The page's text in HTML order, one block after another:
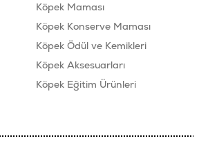
Köpek Maması
Köpek Konserve Maması
Köpek Ödül ve Kemikleri
Köpek Aksesuarları
Köpek Eğitim Ürünleri